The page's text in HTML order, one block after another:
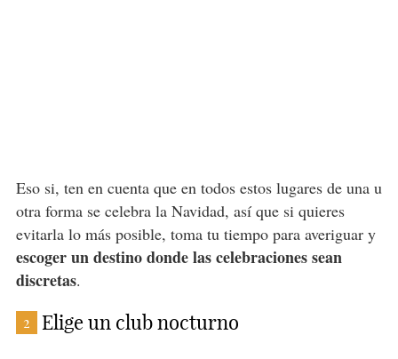
Eso si, ten en cuenta que en todos estos lugares de una u
otra forma se celebra la Navidad, así que si quieres
evitarla lo más posible, toma tu tiempo para averiguar y
escoger un destino donde las celebraciones sean
discretas.
2 Elige un club nocturno